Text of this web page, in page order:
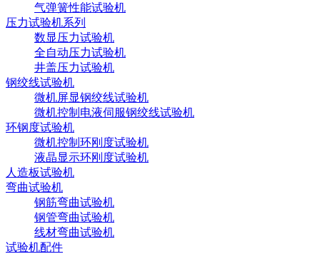
气弹簧性能试验机
压力试验机系列
数显压力试验机
全自动压力试验机
井盖压力试验机
钢绞线试验机
微机屏显钢绞线试验机
微机控制电液伺服钢绞线试验机
环钢度试验机
微机控制环刚度试验机
液晶显示环刚度试验机
人造板试验机
弯曲试验机
钢筋弯曲试验机
钢管弯曲试验机
线材弯曲试验机
试验机配件